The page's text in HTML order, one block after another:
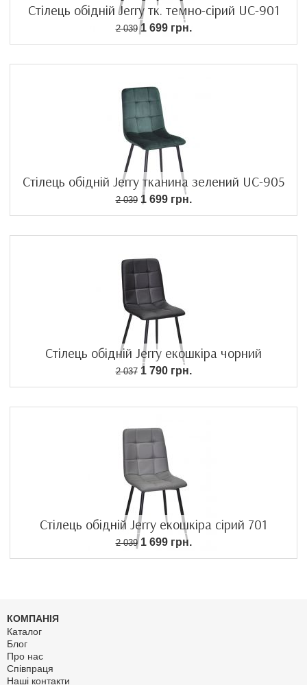
Стілець обідній Jerry тк. темно-сірий UC-901
2 0391 699 грн.
Стілець обідній Jerry тканина зелений UC-905
2 0391 699 грн.
Стілець обідній Jerry екошкіра чорний
2 0371 790 грн.
Стілець обідній Jerry екошкіра сірий 701
2 0391 699 грн.
КОМПАНІЯ
Каталог
Блог
Про нас
Співпраця
Наші контакти